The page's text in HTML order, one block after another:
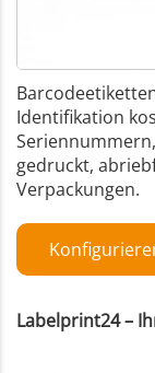
Identifikation
gedruckt,
Verpackungen.
Labelprint24 –